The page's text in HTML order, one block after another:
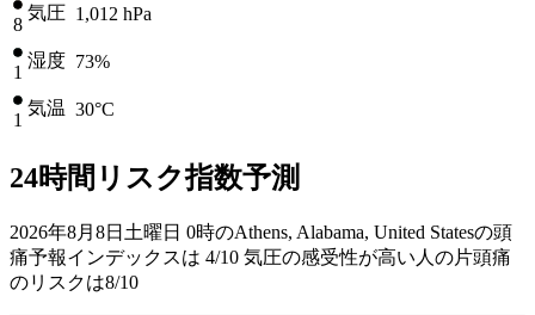
8
気圧 1,012 hPa
1
湿度 73%
1
気温 30°C
24時間リスク指数予測
2026年8月8日土曜日 0時のAthens, Alabama, United Statesの頭
痛予報インデックスは 4/10 気圧の感受性が高い人の片頭痛
のリスクは8/10